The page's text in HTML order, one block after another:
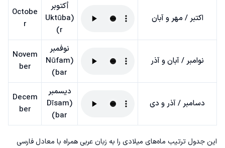
اکتبر / مهر و آبان
أكتوبر
(Uktūba
r)
Octobe
r
نوامبر / آبان و آذر
نوفمبر
(Nūfam
bar)
Novem
ber
دسامبر / آذر و دی
ديسمبر
(Dīsam
bar)
Decem
ber
این جدول ترتیب ماه‌های میلادی را به زبان عربی همراه با معادل فارسی